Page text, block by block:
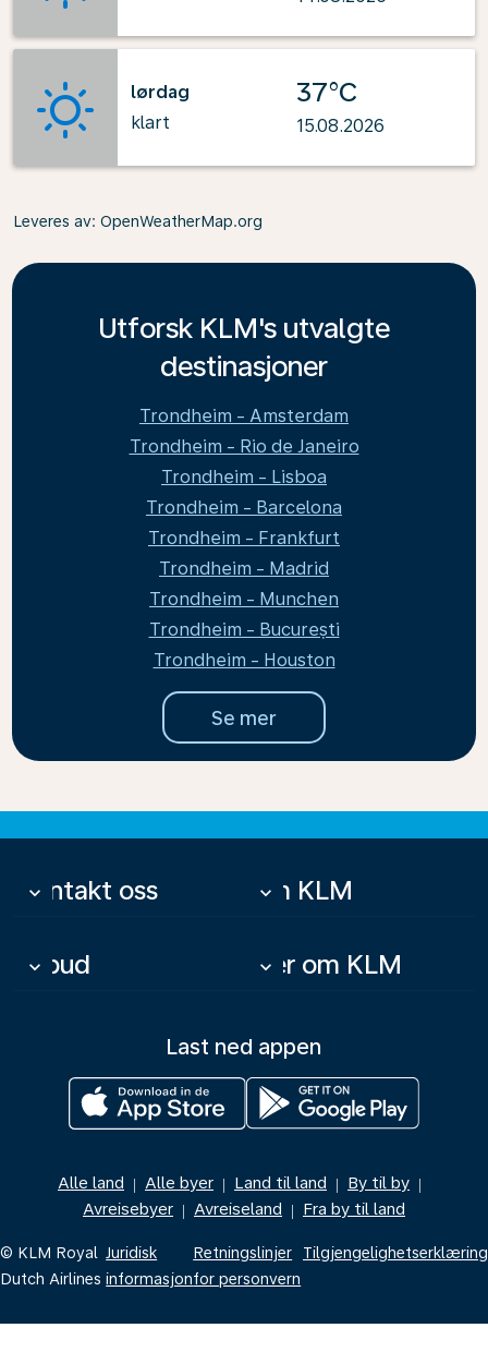
lørdag
klart
37°C
15.08.2026
Leveres av: OpenWeatherMap.org
Utforsk KLM's utvalgte
destinasjoner
Trondheim - Amsterdam
Trondheim - Rio de Janeiro
Trondheim - Lisboa
Trondheim - Barcelona
Trondheim - Frankfurt
Trondheim - Madrid
Trondheim - Munchen
Trondheim - București
Trondheim - Houston
Se mer
Kontakt oss
keyboard_arrow_down Om KLM
keyboard_arrow_down
Tilbud
keyboard_arrow_down Mer om KLM
keyboard_arrow_down
Last ned appen
Alle land | Alle byer | Land til land | By til by |
Avreisebyer | Avreiseland | Fra by til land
© KLM Royal
Dutch Airlines
Juridisk
informasjon
Retningslinjer
for personvern
Tilgjengelighetserklæring